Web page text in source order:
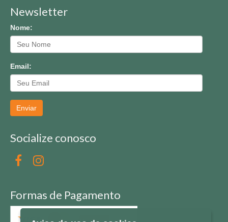
Newsletter
Nome:
Email:
Enviar
Socialize conosco
Formas de Pagamento